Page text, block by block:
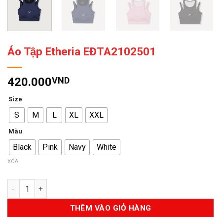
Áo Tập Etheria EĐTA2102501
420.000VND
Size
S M L XL XXL
Màu
Black Pink Navy White
XÓA
Số lượng
THÊM VÀO GIỎ HÀNG